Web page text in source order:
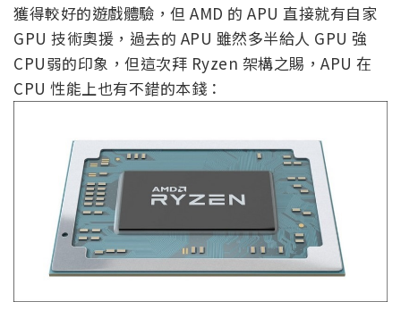
獲得較好的遊戲體驗，但 AMD 的 APU 直接就有自家
GPU 技術奧援，過去的 APU 雖然多半給人 GPU 強
CPU弱的印象，但這次拜 Ryzen 架構之賜，APU 在
CPU 性能上也有不錯的本錢：